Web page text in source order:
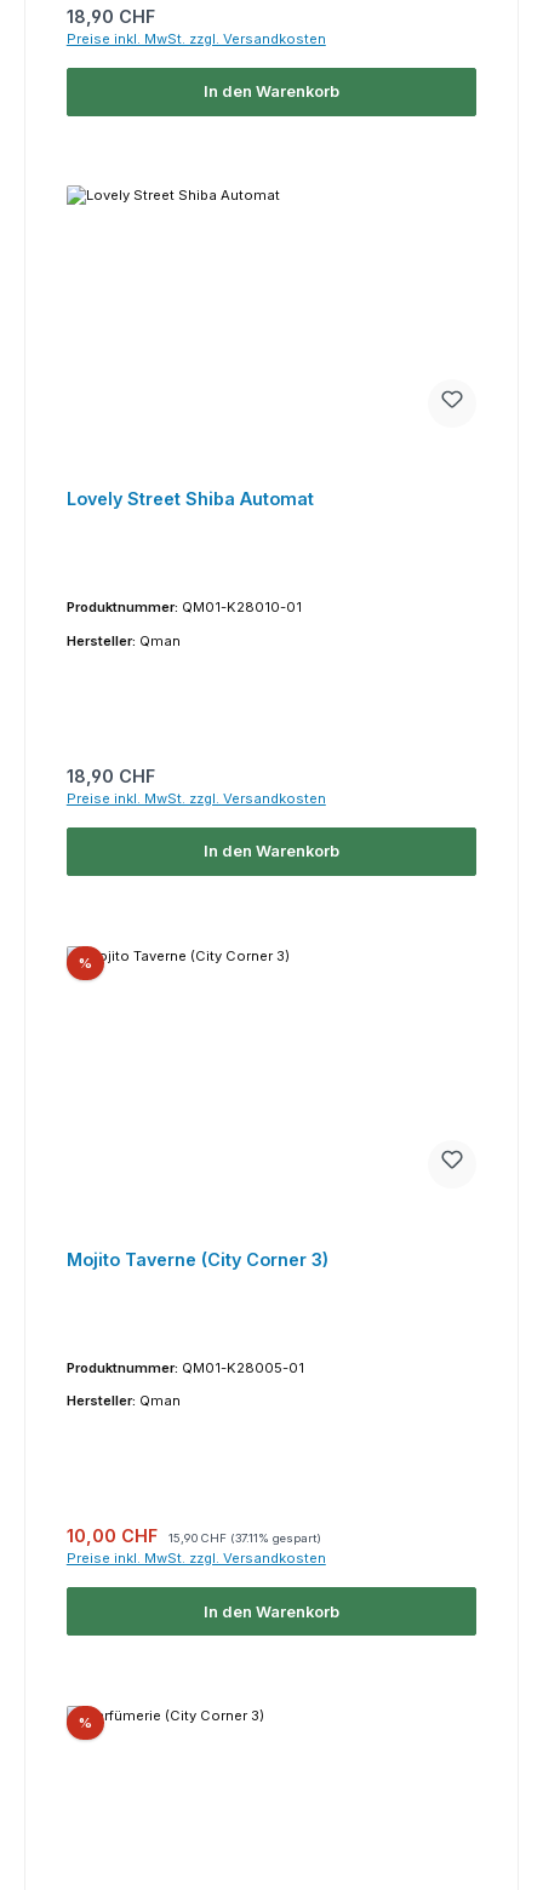
Regulärer Preis:
18,90 CHF
Preise inkl. MwSt. zzgl. Versandkosten
In den Warenkorb
Lovely Street Shiba Automat
Produktnummer: QM01-K28010-01
Hersteller: Qman
Regulärer Preis:
18,90 CHF
Preise inkl. MwSt. zzgl. Versandkosten
In den Warenkorb
%Rabatt
Mojito Taverne (City Corner 3)
Produktnummer: QM01-K28005-01
Hersteller: Qman
Verkaufspreis:
10,00 CHF Regulärer Preis:
15,90 CHF (37.11% gespart)
Preise inkl. MwSt. zzgl. Versandkosten
In den Warenkorb
%Rabatt